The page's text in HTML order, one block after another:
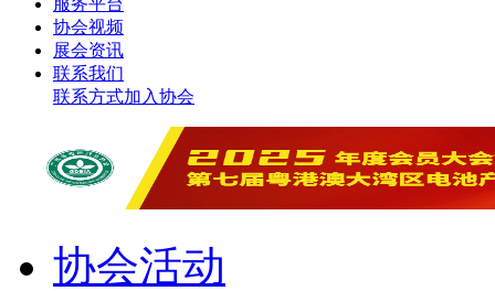
协会视频
展会资讯
联系我们
联系方式加入协会
协会活动